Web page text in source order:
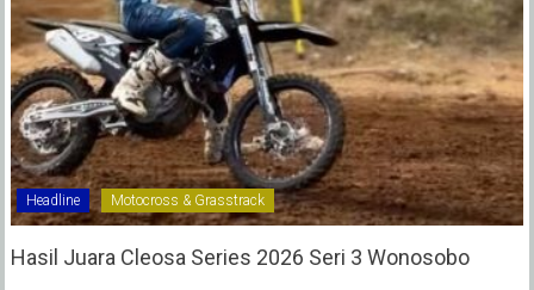
Headline Motocross & Grasstrack
Hasil Juara Cleosa Series 2026 Seri 3 Wonosobo ‎